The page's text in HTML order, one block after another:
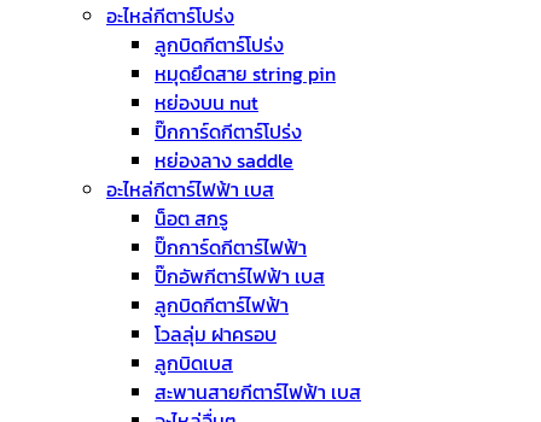
อะไหล่กีตาร์โปร่ง
ลูกบิดกีตาร์โปร่ง
หมุดยึดสาย string pin
หย่องบน nut
ปิ๊กการ์ดกีตาร์โปร่ง
หย่องลาง saddle
อะไหล่กีตาร์ไฟฟ้า เบส
น็อต สกรู
ปิ๊กการ์ดกีตาร์ไฟฟ้า
ปิ๊กอัพกีตาร์ไฟฟ้า เบส
ลูกบิดกีตาร์ไฟฟ้า
โวลลุ่ม ฝาครอบ
ลูกบิดเบส
สะพานสายกีตาร์ไฟฟ้า เบส